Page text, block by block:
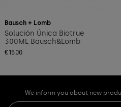
Bausch + Lomb
Solución Única Biotrue
300ML Bausch&Lomb
€15.00
We inform you about new